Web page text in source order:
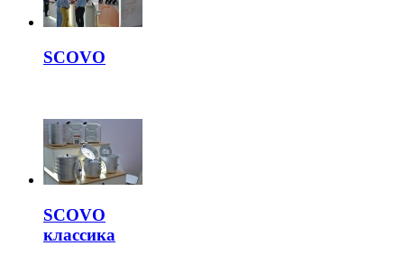
SCOVO
SCOVO
классика